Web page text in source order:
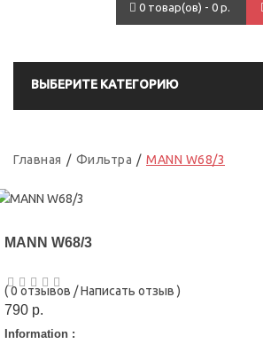
0 товар(ов) - 0 р.
ВЫБЕРИТЕ КАТЕГОРИЮ
Главная Фильтра MANN W68/3
MANN W68/3
(0 отзывов /Написать отзыв )
790 р.
Information :